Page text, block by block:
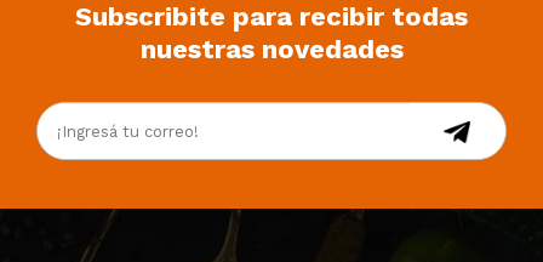
Subscribite para recibir todas
nuestras novedades